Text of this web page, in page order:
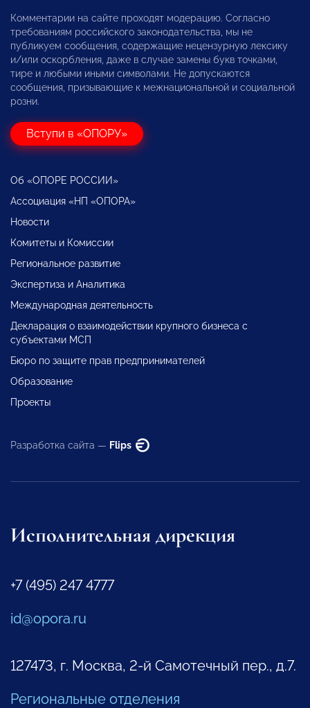
Комментарии на сайте проходят модерацию. Согласно
требованиям российского законодательства, мы не
публикуем сообщения, содержащие нецензурную лексику
и/или оскорбления, даже в случае замены букв точками,
тире и любыми иными символами. Не допускаются
сообщения, призывающие к межнациональной и социальной
розни.
Вступи в «ОПОРУ»
Об «ОПОРЕ РОССИИ»
Ассоциация «НП «ОПОРА»
Новости
Комитеты и Комиссии
Региональное развитие
Экспертиза и Аналитика
Международная деятельность
Декларация о взаимодействии крупного бизнеса с
субъектами МСП
Бюро по защите прав предпринимателей
Образование
Проекты
Разработка сайта — Flips
Исполнительная дирекция
+7 (495) 247 4777
id@opora.ru
127473, г. Москва, 2-й Самотечный пер., д.7.
Региональные отделения